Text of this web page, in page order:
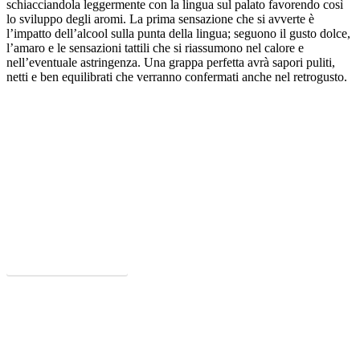
schiacciandola leggermente con la lingua sul palato favorendo così
lo sviluppo degli aromi. La prima sensazione che si avverte è
l’impatto dell’alcool sulla punta della lingua; seguono il gusto dolce,
l’amaro e le sensazioni tattili che si riassumono nel calore e
nell’eventuale astringenza. Una grappa perfetta avrà sapori puliti,
netti e ben equilibrati che verranno confermati anche nel retrogusto.